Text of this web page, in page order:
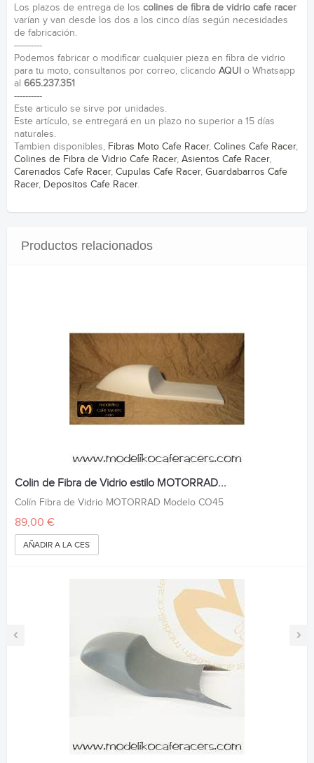
Los plazos de entrega de los colines de fibra de vidrio cafe racer
varían y van desde los dos a los cinco días según necesidades
de fabricación.
----------
Podemos fabricar o modificar cualquier pieza en fibra de vidrio
para tu moto, consultanos por correo, clicando AQUI o Whatsapp
al 665.237.351
----------
Este articulo se sirve por unidades.
Este artículo, se entregará en un plazo no superior a 15 días
naturales.
Tambien disponibles, Fibras Moto Cafe Racer, Colines Cafe Racer,
Colines de Fibra de Vidrio Cafe Racer, Asientos Cafe Racer,
Carenados Cafe Racer, Cupulas Cafe Racer, Guardabarros Cafe
Racer, Depositos Cafe Racer.
Productos relacionados
‹ ›
Colin de Fibra de Vidrio estilo MOTORRAD...
Colín Fibra de Vidrio MOTORRAD Modelo CO45
89,00 €
AÑADIR A LA CESTA